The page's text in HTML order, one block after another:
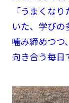
「うまくな
いた、学びの
噛み締めつつ
向き合う毎日